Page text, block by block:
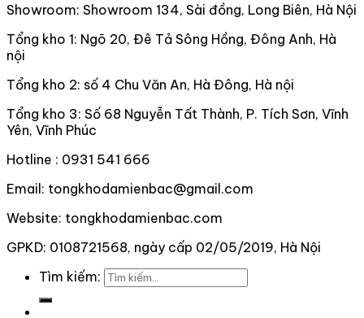
Showroom: Showroom 134, Sài đồng, Long Biên, Hà Nội
Tổng kho 1: Ngõ 20, Đê Tả Sông Hồng, Đông Anh, Hà
nội
Tổng kho 2: số 4 Chu Văn An, Hà Đông, Hà nội
Tổng kho 3: Số 68 Nguyễn Tất Thành, P. Tích Sơn, Vĩnh
Yên, Vĩnh Phúc
Hotline : 0931 541 666
Email: tongkhodamienbac@gmail.com
Website: tongkhodamienbac.com
GPKD: 0108721568, ngày cấp 02/05/2019, Hà Nội
Tìm kiếm: